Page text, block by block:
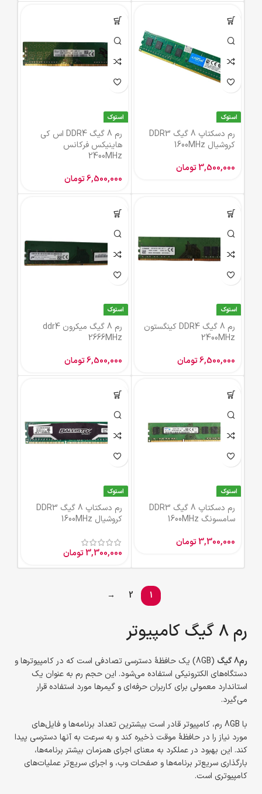
استوک
رم دسکتاپ 8 گیگ DDR3
کروشیال 1600MHz
3,500,000تومان
استوک
رم 8 گیگ DDR4 اس کی
هاینیکس فرکانس
2400MHz
6,500,000تومان
استوک
رم 8 گیگ DDR4 کینگستون
2400MHz
6,500,000تومان
استوک
رم 8 گیگ میکرون ddr4
2666MHz
6,500,000تومان
استوک
رم دسکتاپ 8 گیگ DDR3
سامسونگ 1600MHz
3,300,000تومان
استوک
رم دسکتاپ 8 گیگ DDR3
کروشیال 1600MHz
3,300,000تومان
1
2
→
رم 8 گیگ کامپیوتر
رم8 گیگ
(8GB) یک حافظهٔ دسترسی تصادفی است که در کامپیوترها و
دستگاه‌های الکترونیکی استفاده می‌شود. این حجم رم به عنوان یک
استاندارد معمولی برای کاربران حرفه‌ای و گیمرها مورد استفاده قرار
می‌گیرد.
با 8GB رم، کامپیوتر قادر است بیشترین تعداد برنامه‌ها و فایل‌های
مورد نیاز را در حافظهٔ موقت ذخیره کند و به سرعت به آنها دسترسی پیدا
کند. این بهبود در عملکرد به معنای اجرای همزمان بیشتر برنامه‌ها،
بارگذاری سریع‌تر برنامه‌ها و صفحات وب، و اجرای سریع‌تر عملیات‌های
کامپیوتری است.